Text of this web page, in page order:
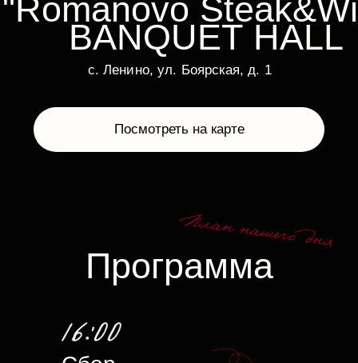
Завершение
вечера
его атмосферу и стилистику, выбрав элегантные
образы в цветовой гамме Total Black.
Уверены, вы будете неотразимы!